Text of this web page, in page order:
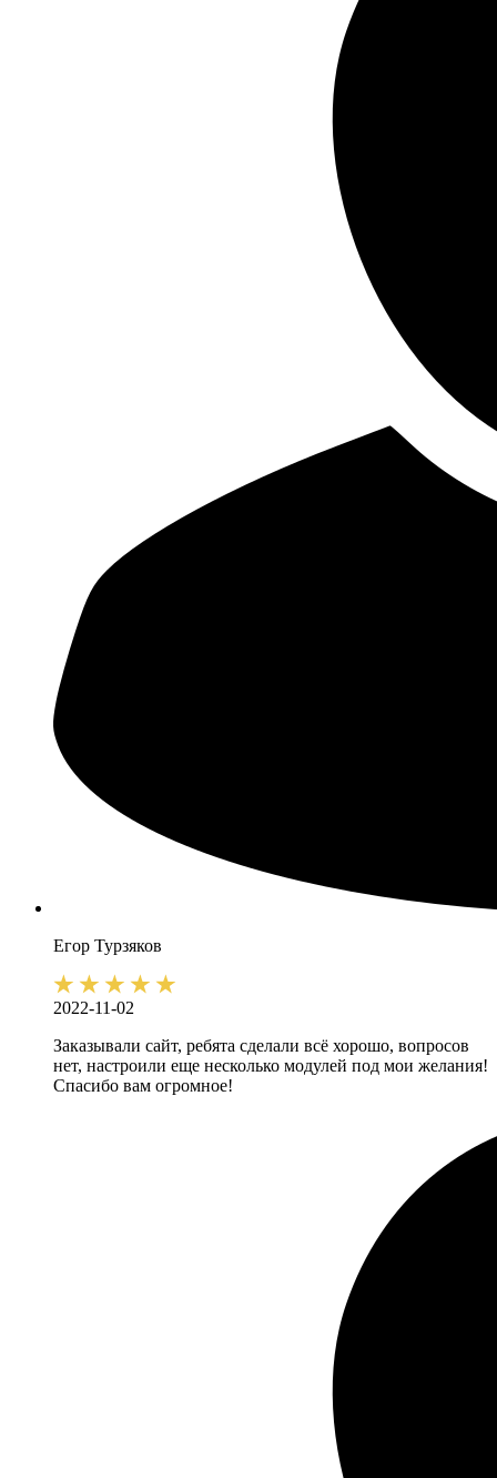
Егор Турзяков
2022-11-02
Заказывали сайт, ребята сделали всё хорошо, вопросов
нет, настроили еще несколько модулей под мои желания!
Спасибо вам огромное!